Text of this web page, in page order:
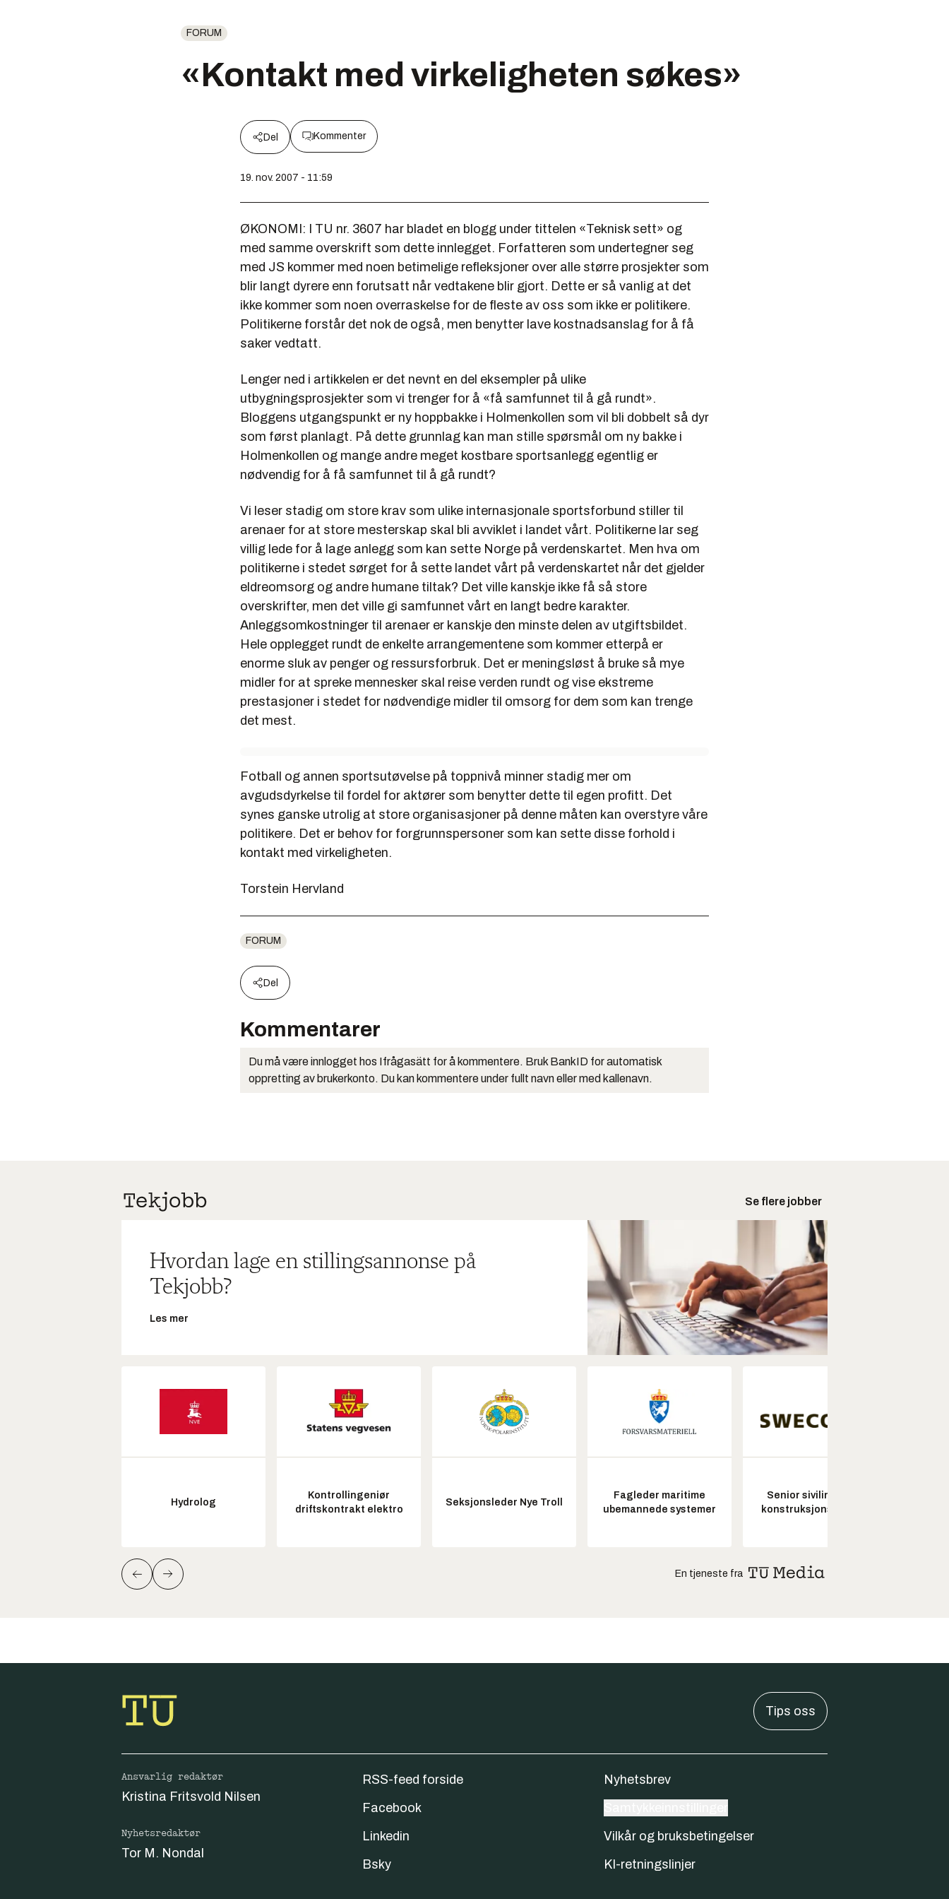
FORUM
«Kontakt med virkeligheten søkes»
Del Kommenter
19. nov. 2007 - 11:59
ØKONOMI: I TU nr. 3607 har bladet en blogg under tittelen «Teknisk sett» og
med samme overskrift som dette innlegget. Forfatteren som undertegner seg
med JS kommer med noen betimelige refleksjoner over alle større prosjekter som
blir langt dyrere enn forutsatt når vedtakene blir gjort. Dette er så vanlig at det
ikke kommer som noen overraskelse for de fleste av oss som ikke er politikere.
Politikerne forstår det nok de også, men benytter lave kostnadsanslag for å få
saker vedtatt.
Lenger ned i artikkelen er det nevnt en del eksempler på ulike
utbygningsprosjekter som vi trenger for å «få samfunnet til å gå rundt».
Bloggens utgangspunkt er ny hoppbakke i Holmenkollen som vil bli dobbelt så dyr
som først planlagt. På dette grunnlag kan man stille spørsmål om ny bakke i
Holmenkollen og mange andre meget kostbare sportsanlegg egentlig er
nødvendig for å få samfunnet til å gå rundt?
Vi leser stadig om store krav som ulike internasjonale sportsforbund stiller til
arenaer for at store mesterskap skal bli avviklet i landet vårt. Politikerne lar seg
villig lede for å lage anlegg som kan sette Norge på verdenskartet. Men hva om
politikerne i stedet sørget for å sette landet vårt på verdenskartet når det gjelder
eldreomsorg og andre humane tiltak? Det ville kanskje ikke få så store
overskrifter, men det ville gi samfunnet vårt en langt bedre karakter.
Anleggsomkostninger til arenaer er kanskje den minste delen av utgiftsbildet.
Hele opplegget rundt de enkelte arrangementene som kommer etterpå er
enorme sluk av penger og ressursforbruk. Det er meningsløst å bruke så mye
midler for at spreke mennesker skal reise verden rundt og vise ekstreme
prestasjoner i stedet for nødvendige midler til omsorg for dem som kan trenge
det mest.
Fotball og annen sportsutøvelse på toppnivå minner stadig mer om
avgudsdyrkelse til fordel for aktører som benytter dette til egen profitt. Det
synes ganske utrolig at store organisasjoner på denne måten kan overstyre våre
politikere. Det er behov for forgrunnspersoner som kan sette disse forhold i
kontakt med virkeligheten.
Torstein Hervland
FORUM
Del
Kommentarer
Du må være innlogget hos Ifrågasätt for å kommentere. Bruk BankID for automatisk
oppretting av brukerkonto. Du kan kommentere under fullt navn eller med kallenavn.
Se flere jobber
Hvordan lage en stillingsannonse på
Tekjobb?
Les mer
Hydrolog
Kontrollingeniør
driftskontrakt elektro
Seksjonsleder Nye Troll
Fagleder maritime
ubemannede systemer
Senior sivilingeniør
konstruksjonsteknikk
En tjeneste fra
Tips oss
Ansvarlig redaktør
Kristina Fritsvold Nilsen
Nyhetsredaktør
Tor M. Nondal
RSS-feed forside
Facebook
Linkedin
Bsky
Nyhetsbrev
Vilkår og bruksbetingelser
KI-retningslinjer